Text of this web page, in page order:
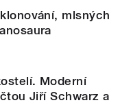
mlsných
Moderní
Jiří Schwarz a